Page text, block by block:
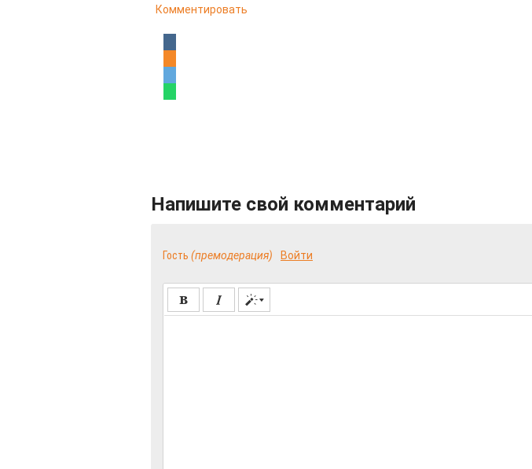
Комментировать
Напишите свой комментарий
Гость (премодерация) Войти